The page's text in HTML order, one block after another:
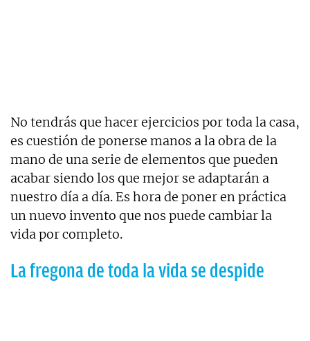
No tendrás que hacer ejercicios por toda la casa,
es cuestión de ponerse manos a la obra de la
mano de una serie de elementos que pueden
acabar siendo los que mejor se adaptarán a
nuestro día a día. Es hora de poner en práctica
un nuevo invento que nos puede cambiar la
vida por completo.
La fregona de toda la vida se despide